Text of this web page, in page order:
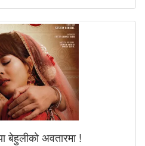
बेहुलीको अवतारमा !